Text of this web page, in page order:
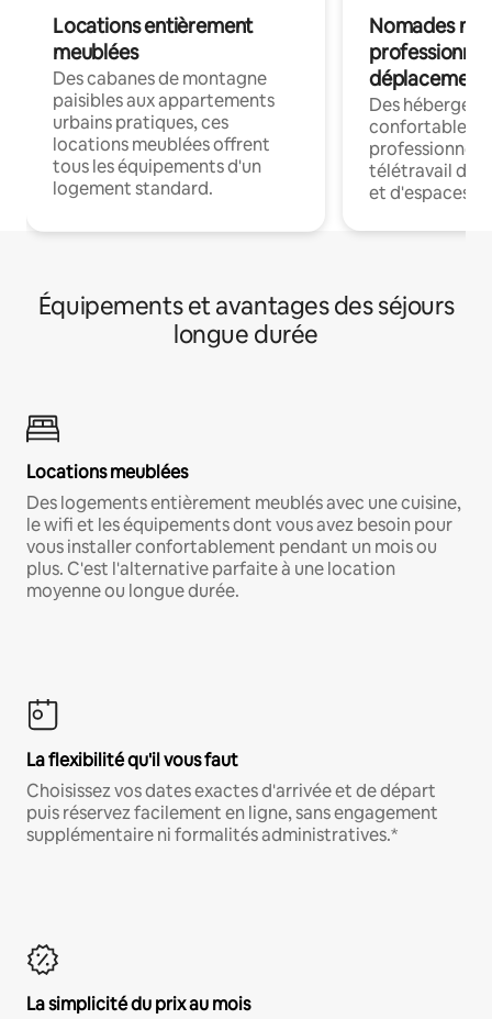
Locations entièrement
meublées
Des cabanes de montagne
paisibles aux appartements
urbains pratiques, ces
locations meublées offrent
tous les équipements d'un
logement standard.
Nomades
déplacement
Des
confortables
professionnels
télétravail
et d'espaces
Équipements et avantages des séjours
longue durée
Locations meublées
Des logements entièrement meublés avec une cuisine,
le wifi et les équipements dont vous avez besoin pour
vous installer confortablement pendant un mois ou
plus. C'est l'alternative parfaite à une location
moyenne ou longue durée.
La flexibilité qu'il vous faut
Choisissez vos dates exactes d'arrivée et de départ
puis réservez facilement en ligne, sans engagement
supplémentaire ni formalités administratives.*
La simplicité du prix au mois